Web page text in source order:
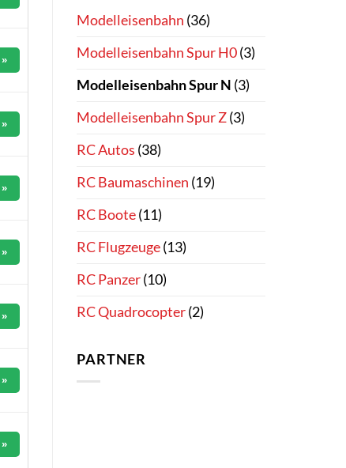
Modelleisenbahn (36)
Modelleisenbahn Spur H0(3)
Modelleisenbahn Spur N (3)
Modelleisenbahn Spur Z(3)
RC Autos (38)
RC Baumaschinen (19)
RC Boote(11)
RC Flugzeuge(13)
RC Panzer(10)
RC Quadrocopter(2)
PARTNER